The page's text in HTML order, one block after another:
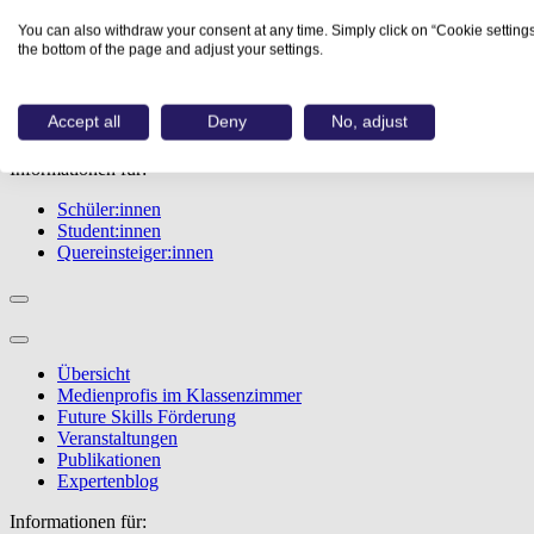
Übersicht
Berufe
Studiengänge
Berufstest
Bewerbungstipps
Informationen für:
Schüler:innen
Student:innen
Quereinsteiger:innen
Übersicht
Medienprofis im Klassenzimmer
Future Skills Förderung
Veranstaltungen
Publikationen
Expertenblog
Informationen für:
You can also withdraw your consent at any time. Simply click on “Cookie
the bottom of the page and adjust your settings.
Accept all Deny No, adjust